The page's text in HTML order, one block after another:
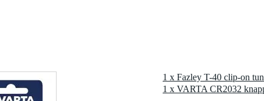
Hz)
1 x Fazley T-40 clip-on
1 x VARTA CR2032